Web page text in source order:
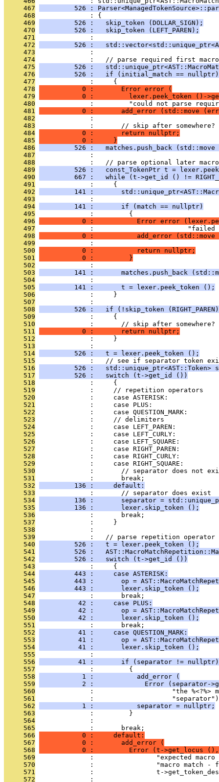
     467
526 :
     468
              : {
     469
         526 :   skip_token (DOLLAR_SIGN);
     470
         526 :   skip_token (LEFT_PAREN);
     471
              :
     472
526 :
     473
              :
     474
:   // parse required first
     475
526 :
     476
         526 :   if (initial_match == nullptr)
     477
              :     {
     478
           0 :       Error error (
     479
0 :         lexer.peek_token ()-
     480
:         "could not parse
     481
0 :       add_error (std::move
     482
              :
     483
              :       // skip after somewhere?
     484
           0 :       return nullptr;
     485
           0 :     }
     486
526 :   matches.push_back (std::move
     487
              :
     488
:   // parse optional later
     489
526 :   const_TokenPtr t =
     490
667 :   while (t->get_id () !=
     491
              :     {
     492
141 :
     493
              :
     494
         141 :       if (match == nullptr)
     495
              :         {
     496
0 :           Error error
     497
:
     498
0 :           add_error (std::move
     499
              :
     500
           0 :           return nullptr;
     501
           0 :         }
     502
              :
     503
141 :       matches.push_back
     504
              :
     505
         141 :       t = lexer.peek_token ();
     506
              :     }
     507
              :
     508
526 :   if (!skip_token
     509
              :     {
     510
              :       // skip after somewhere?
     511
           0 :       return nullptr;
     512
              :     }
     513
              :
     514
         526 :   t = lexer.peek_token ();
     515
:   // see if separator token
     516
526 :   std::unique_ptr<AST::Token>
     517
         526 :   switch (t->get_id ())
     518
              :     {
     519
              :     // repetition operators
     520
              :     case ASTERISK:
     521
              :     case PLUS:
     522
              :     case QUESTION_MARK:
     523
              :     // delimiters
     524
              :     case LEFT_PAREN:
     525
              :     case LEFT_CURLY:
     526
              :     case LEFT_SQUARE:
     527
              :     case RIGHT_PAREN:
     528
              :     case RIGHT_CURLY:
     529
              :     case RIGHT_SQUARE:
     530
:       // separator does not
     531
              :       break;
     532
         136 :     default:
     533
              :       // separator does exist
     534
136 :       separator =
     535
         136 :       lexer.skip_token ();
     536
              :       break;
     537
              :     }
     538
              :
     539
              :   // parse repetition operator
     540
         526 :   t = lexer.peek_token ();
     541
526 :
     542
         526 :   switch (t->get_id ())
     543
              :     {
     544
         443 :     case ASTERISK:
     545
443 :       op =
     546
         443 :       lexer.skip_token ();
     547
              :       break;
     548
          42 :     case PLUS:
     549
42 :       op =
     550
          42 :       lexer.skip_token ();
     551
              :       break;
     552
          41 :     case QUESTION_MARK:
     553
41 :       op =
     554
          41 :       lexer.skip_token ();
     555
              :
     556
          41 :       if (separator != nullptr)
     557
              :         {
     558
           1 :           add_error (
     559
2 :             Error (separator-
     560
:                    "the %<?%>
     561
:
     562
           1 :           separator = nullptr;
     563
              :         }
     564
              :
     565
              :       break;
     566
           0 :     default:
     567
           0 :       add_error (
     568
           0 :         Error (t->get_locus (),
     569
:                "expected
     570
:                "macro match -
     571
:                t-
     572
              :